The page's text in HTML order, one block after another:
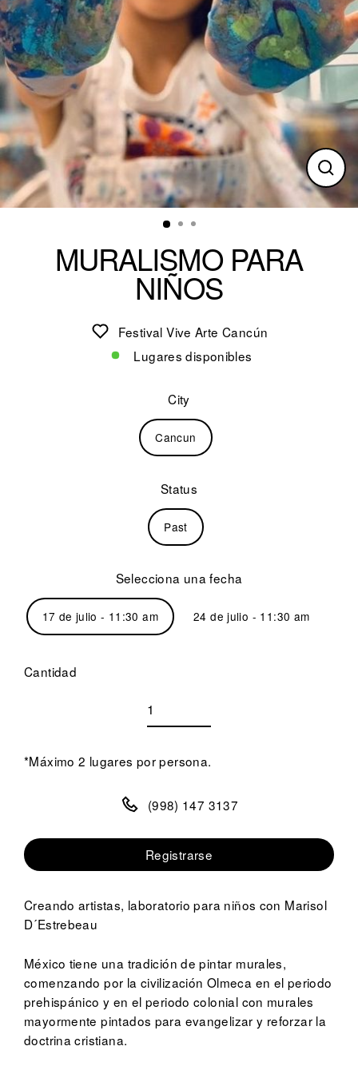
(esc)
MURALISMO PARA
NIÑOS
Festival Vive Arte Cancún
Lugares disponibles
City
Cancun
Status
Past
Selecciona una fecha
17 de julio - 11:30 am 24 de julio - 11:30 am
Cantidad
*Máximo 2 lugares por persona.
(998) 147 3137
Registrarse
Creando artistas, laboratorio para niños con Marisol
D´Estrebeau
México tiene una tradición de pintar murales,
comenzando por la civilización Olmeca en el periodo
prehispánico y en el periodo colonial con murales
mayormente pintados para evangelizar y reforzar la
doctrina cristiana.